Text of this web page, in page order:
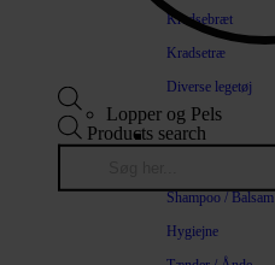
Kradsebræt
Kradsetræ
Diverse legetøj
Lopper og Pels
Shampoo / Balsam
Hygiejne
Products search